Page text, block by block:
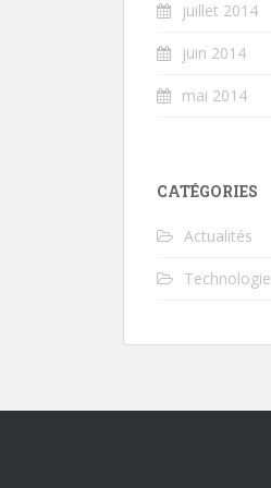
juillet 2014
juin 2014
mai 2014
CATÉGORIES
Actualités
Technologie